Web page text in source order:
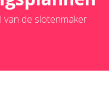
van de slotenmaker